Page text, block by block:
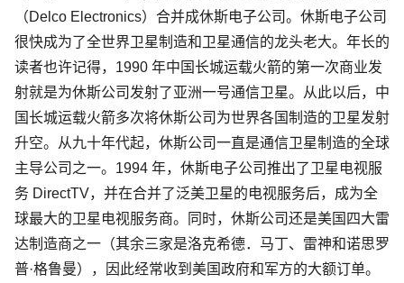
（Delco Electronics）合并成休斯电子公司。休斯电子公司
很快成为了全世界卫星制造和卫星通信的龙头老大。年长的
读者也许记得，1990 年中国长城运载火箭的第一次商业发
射就是为休斯公司发射了亚洲一号通信卫星。从此以后，中
国长城运载火箭多次将休斯公司为世界各国制造的卫星发射
升空。从九十年代起，休斯公司一直是通信卫星制造的全球
主导公司之一。1994 年，休斯电子公司推出了卫星电视服
务 DirectTV，并在合并了泛美卫星的电视服务后，成为全
球最大的卫星电视服务商。同时，休斯公司还是美国四大雷
达制造商之一（其余三家是洛克希德．马丁、雷神和诺思罗
普·格鲁曼），因此经常收到美国政府和军方的大额订单。